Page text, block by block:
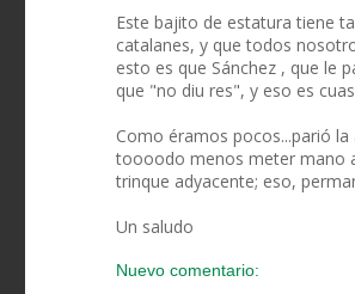
Este bajito de estatura tiene
catalanes, y que todos
esto es que Sánchez , que le
que "no diu res", y eso es
Como éramos pocos...parió
toooodo menos meter mano
trinque adyacente; eso,
Un saludo
Nuevo comentario: